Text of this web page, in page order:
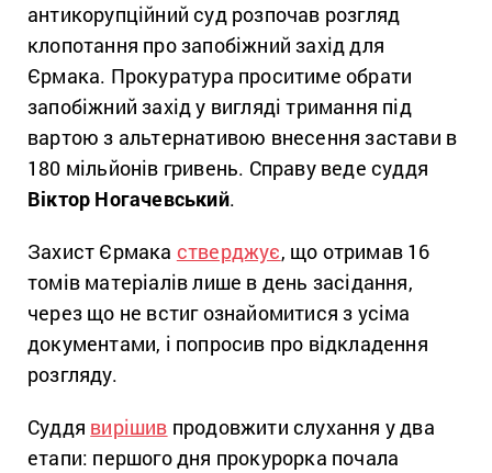
антикорупційний суд розпочав розгляд
клопотання про запобіжний захід для
Єрмака. Прокуратура проситиме обрати
запобіжний захід у вигляді тримання під
вартою з альтернативою внесення застави в
180 мільйонів гривень. Справу веде суддя
Віктор Ногачевський.
Захист Єрмака стверджує, що отримав 16
томів матеріалів лише в день засідання,
через що не встиг ознайомитися з усіма
документами, і попросив про відкладення
розгляду.
Суддя вирішив продовжити слухання у два
етапи: першого дня прокурорка почала